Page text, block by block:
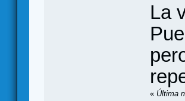
La
« Última